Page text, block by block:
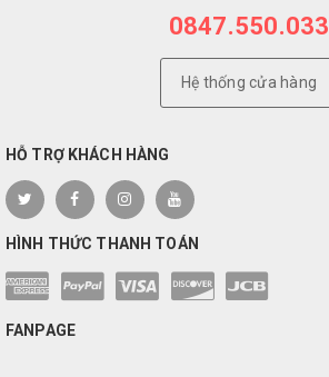
0847.550.033
Hệ thống cửa hàng
HỖ TRỢ KHÁCH HÀNG
HÌNH THỨC THANH TOÁN
FANPAGE